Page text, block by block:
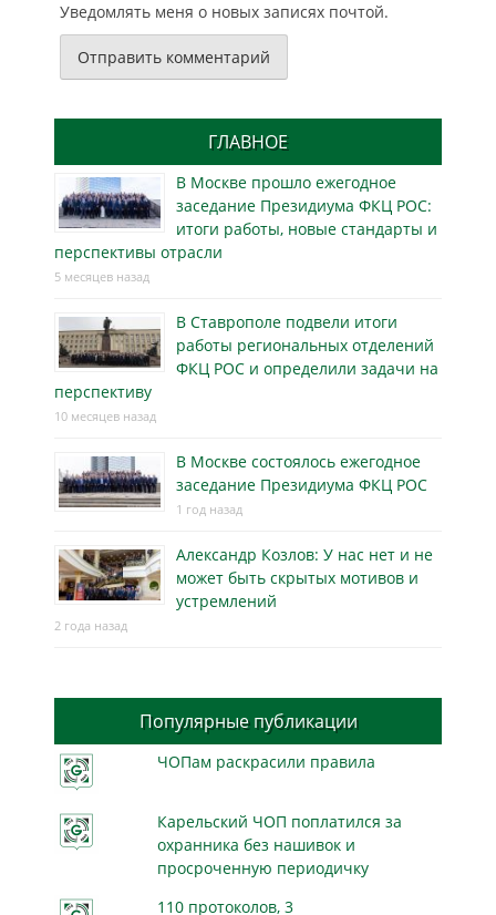
Уведомлять меня о новых записях почтой.
ГЛАВНОЕ
В Москве прошло ежегодное
заседание Президиума ФКЦ РОС:
итоги работы, новые стандарты и
перспективы отрасли
5 месяцев назад
В Ставрополе подвели итоги
работы региональных отделений
ФКЦ РОС и определили задачи на
перспективу
10 месяцев назад
В Москве состоялось ежегодное
заседание Президиума ФКЦ РОС
1 год назад
Александр Козлов: У нас нет и не
может быть скрытых мотивов и
устремлений
2 года назад
Популярные публикации
ЧОПам раскрасили правила
Карельский ЧОП поплатился за
охранника без нашивок и
просроченную периодичку
110 протоколов, 3